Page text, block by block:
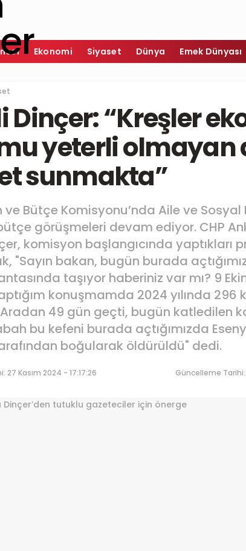
Ekonomi Siyaset Dünya Emek Dünyası
Dinçer: “Kreşler
yeterli olmayan
sunmakta”
ve Bütçe Komisyonu’nda Aile ve
görüşmeleri devam ediyor. CHP
komisyon başlangıcında yaptıkları
"Sayın bakan, bugün burada
taşıyor haberiniz var mı? 9
konuşmamda 2024 yılında 296
49 gün geçti, bugün katledilen
bu kefeni burada açtığımızda
boğularak öldürüldü" dedi.
27 Kasım 2024 - 17:17:26 Güncelleme Tarihi: